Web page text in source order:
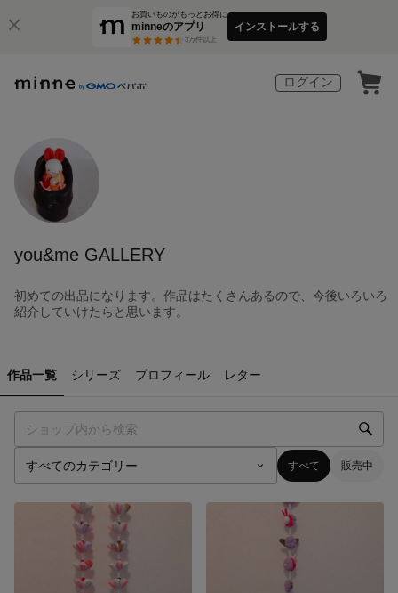
お買いものがもっとお得に
minneのアプリ
3万件以上
インストールする
ログイン
you&me GALLERY
初めての出品になります。作品はたくさんあるので、今後いろいろ
紹介していけたらと思います。
作品一覧 シリーズ プロフィール レター
すべて 販売中